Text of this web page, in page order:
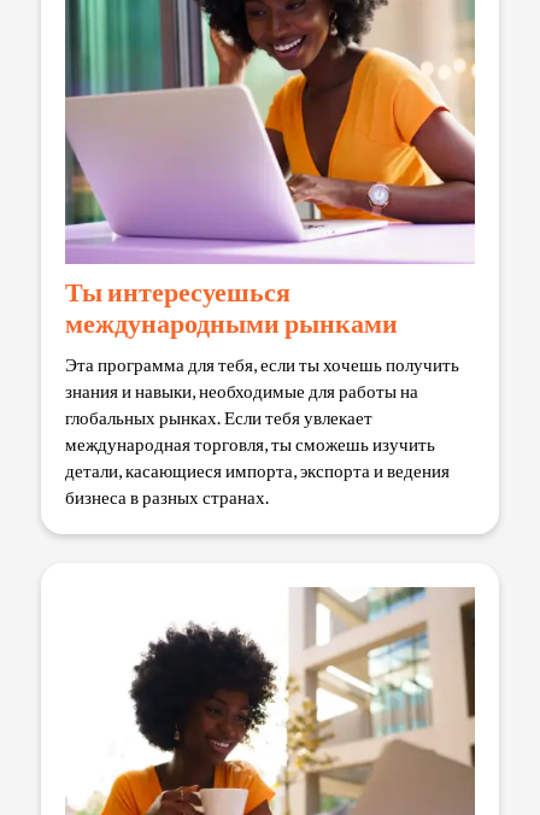
Ты интересуешься
международными рынками
Эта программа для тебя, если ты хочешь получить
знания и навыки, необходимые для работы на
глобальных рынках. Если тебя увлекает
международная торговля, ты сможешь изучить
детали, касающиеся импорта, экспорта и ведения
бизнеса в разных странах.